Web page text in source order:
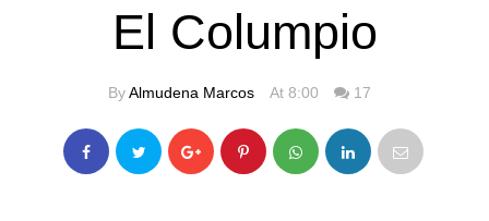
El Columpio
ByAlmudena Marcos At 8:00 17